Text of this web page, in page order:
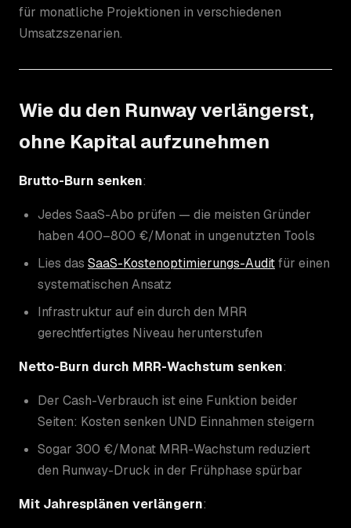
für monatliche Projektionen in verschiedenen
Umsatzszenarien.
Wie du den Runway verlängerst,
ohne Kapital aufzunehmen
Brutto-Burn senken:
Jedes SaaS-Abo prüfen — die meisten Gründer
haben 400–800 €/Monat in ungenutzten Tools
Lies das SaaS-Kostenoptimierungs-Auditfür einen
systematischen Ansatz
Infrastruktur auf ein durch den MRR
gerechtfertigtes Niveau herunterstufen
Netto-Burn durch MRR-Wachstum senken:
Der Cash-Verbrauch ist eine Funktion beider
Seiten: Kosten senken UND Einnahmen steigern
Sogar 300 €/Monat MRR-Wachstum reduziert
den Runway-Druck in der Frühphase spürbar
Mit Jahresplänen verlängern: